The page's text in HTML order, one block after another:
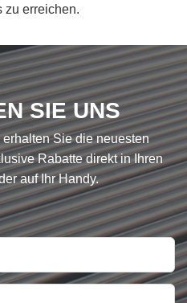
zu erreichen.
SIE UNS
Sie die neuesten
Rabatte direkt in Ihren
auf Ihr Handy.